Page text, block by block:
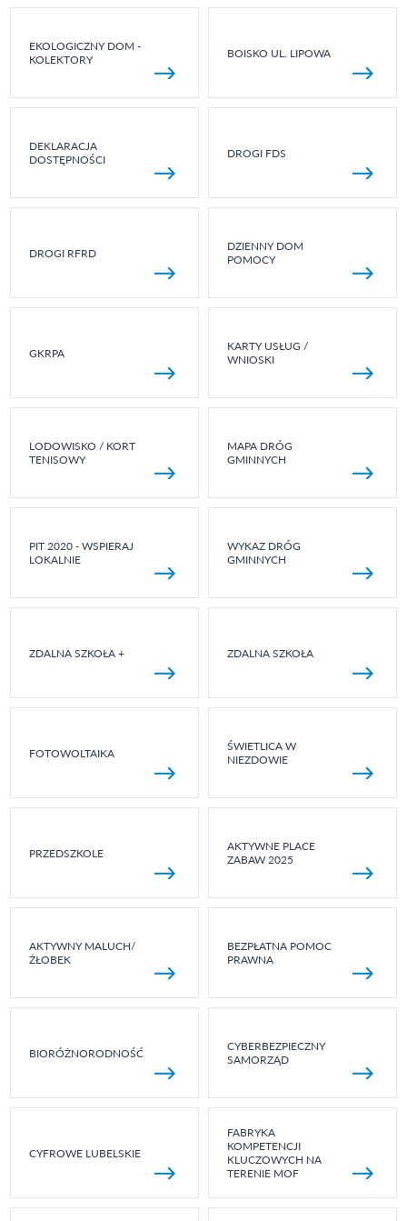
EKOLOGICZNY DOM -
KOLEKTORY
BOISKO UL. LIPOWA
DEKLARACJA
DOSTĘPNOŚCI
DROGI FDS
DROGI RFRD
DZIENNY DOM
POMOCY
GKRPA
KARTY USŁUG /
WNIOSKI
LODOWISKO / KORT
TENISOWY
MAPA DRÓG
GMINNYCH
PIT 2020 - WSPIERAJ
LOKALNIE
WYKAZ DRÓG
GMINNYCH
ZDALNA SZKOŁA + ZDALNA SZKOŁA
FOTOWOLTAIKA
ŚWIETLICA W
NIEZDOWIE
PRZEDSZKOLE
AKTYWNE PLACE
ZABAW 2025
AKTYWNY MALUCH/
ŻŁOBEK
BEZPŁATNA POMOC
PRAWNA
BIORÓŻNORODNOŚĆ
CYBERBEZPIECZNY
SAMORZĄD
CYFROWE LUBELSKIE
FABRYKA
KOMPETENCJI
KLUCZOWYCH NA
TERENIE MOF